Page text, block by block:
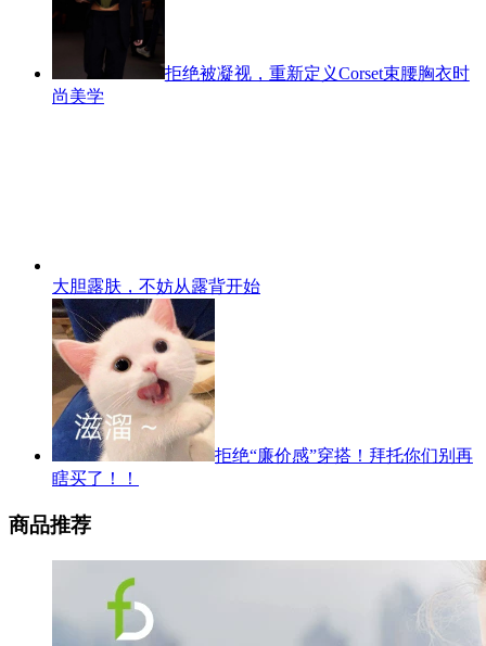
拒绝被凝视，重新定义Corset束腰胸衣时
尚美学
大胆露肤，不妨从露背开始
拒绝“廉价感”穿搭！拜托你们别再
瞎买了！！
商品推荐